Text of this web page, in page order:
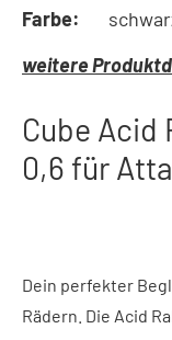
Farbe:
weitere
Cube Acid
0,6 für
Dein perfekter
Rädern. Die Acid